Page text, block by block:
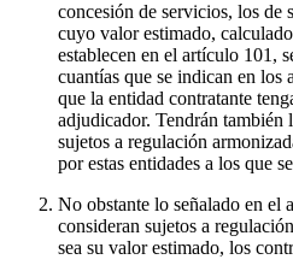
concesión de servicios, los de
cuyo valor estimado,
establecen en el artículo 101,
cuantías que se indican en los
que la entidad contratante
adjudicador. Tendrán también
sujetos a regulación
por estas entidades a los que
No obstante lo señalado en el
consideran sujetos a
sea su valor estimado, los